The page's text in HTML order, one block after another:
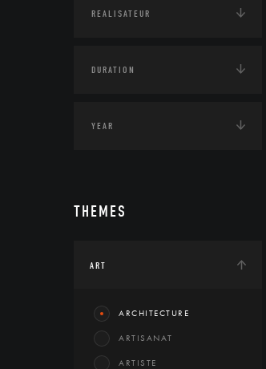
THEMES
ART
ARCHITECTURE
ARTISANAT
ARTISTE